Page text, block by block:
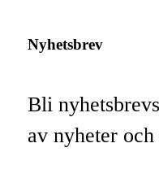
Nyhetsbrev
Bli
av nyheter